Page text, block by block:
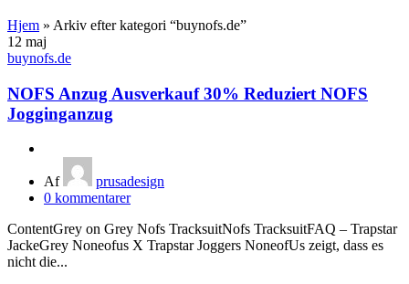
Hjem » Arkiv efter kategori “buynofs.de”
12 maj
buynofs.de
NOFS Anzug Ausverkauf 30% Reduziert NOFS
Jogginganzug
Af
prusadesign
0 kommentarer
ContentGrey on Grey Nofs TracksuitNofs TracksuitFAQ – Trapstar
JackeGrey Noneofus X Trapstar Joggers NoneofUs zeigt, dass es
nicht die...